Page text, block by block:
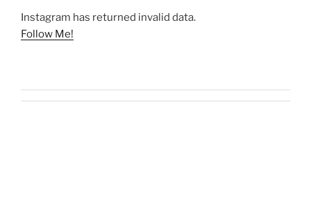
Instagram has returned invalid data.
Follow Me!